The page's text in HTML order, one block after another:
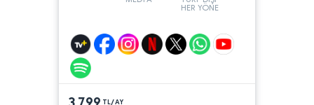
HER YÖNE
3.799 TL/AY